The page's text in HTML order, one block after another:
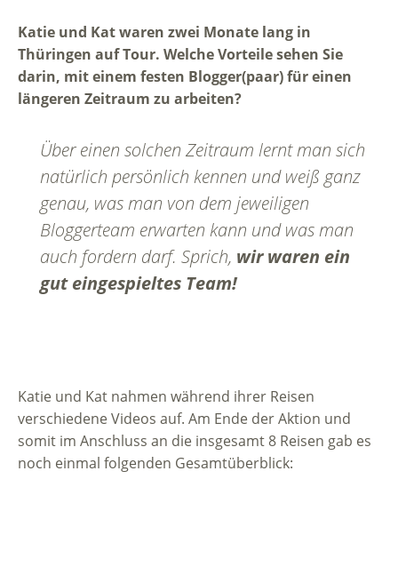
Katie und Kat waren zwei Monate lang in
Thüringen auf Tour. Welche Vorteile sehen Sie
darin, mit einem festen Blogger(paar) für einen
längeren Zeitraum zu arbeiten?
Über einen solchen Zeitraum lernt man sich
natürlich persönlich kennen und weiß ganz
genau, was man von dem jeweiligen
Bloggerteam erwarten kann und was man
auch fordern darf. Sprich, wir waren ein
gut eingespieltes Team!
Katie und Kat nahmen während ihrer Reisen
verschiedene Videos auf. Am Ende der Aktion und
somit im Anschluss an die insgesamt 8 Reisen gab es
noch einmal folgenden Gesamtüberblick: